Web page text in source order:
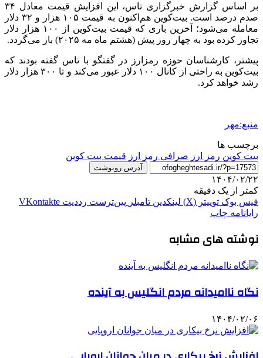
بر اساس گزارش خبرگزاری تاس، این افزایش قیمت معادل ۳۴
صدم درصد است. بیت‌کوین هم‌اکنون به قیمت ۱۰۵ هزار و ۳۲ دلار
معامله می‌شود؛ آخرین باری که قیمت بیت‌کوین از ۱۰۰ هزار دلار
تجاوز کرده بود به چهار روز پیش (هشتم ماه مه ۲۰۲۵) باز می‌گردد.
پیشتر ، کارشناسان حوزه رمزارز
در گفتگو با تاس گفته بودند که
بیت‌کوین به راحتی از کانال ۱۰۰ دلار عبور می‌کند و تا ۳۰۰ هزار دلار
رشد خواهد کرد.
منبع:مهر
برچسب ها
بیت کوین رمز ارز صرافی رمز ارز قیمت بیت کوین
آدرس رونوشت
۱۴۰۴/۰۲/۲۲
کمتر از یک دقیقه
فیس بوک توییتر (X) لینکدین ‫تامبلر ‫پین‌ترست ‫رددیت ‫VKontakte
رایانامه چاپ
نوشته های مشابه
نگاه ناامیدانه مردم انگلیس به آینده
۱۴۰۴/۰۲/۰۶